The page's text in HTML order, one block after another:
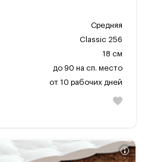
Средняя
Classic 256
18 см
до 90 на сп. место
от 10 рабочих дней